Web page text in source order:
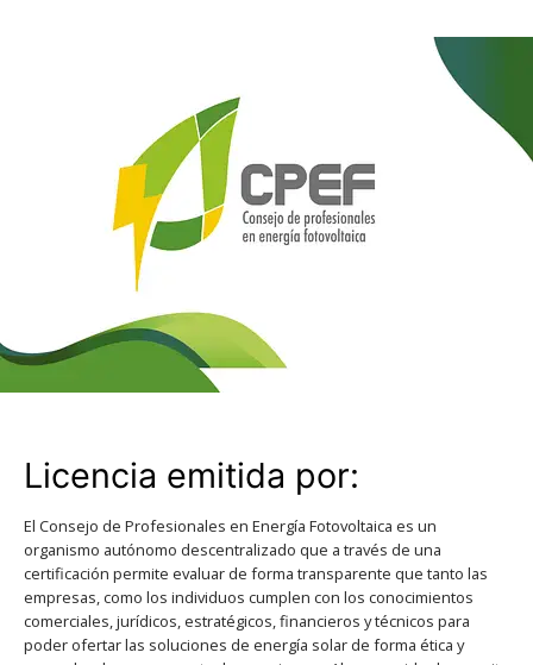
Licencia emitida por:
El Consejo de Profesionales en Energía Fotovoltaica es un
organismo autónomo descentralizado que a través de una
certificación permite evaluar de forma transparente que tanto las
empresas, como los individuos cumplen con los conocimientos
comerciales, jurídicos, estratégicos, financieros y técnicos para
poder ofertar las soluciones de energía solar de forma ética y